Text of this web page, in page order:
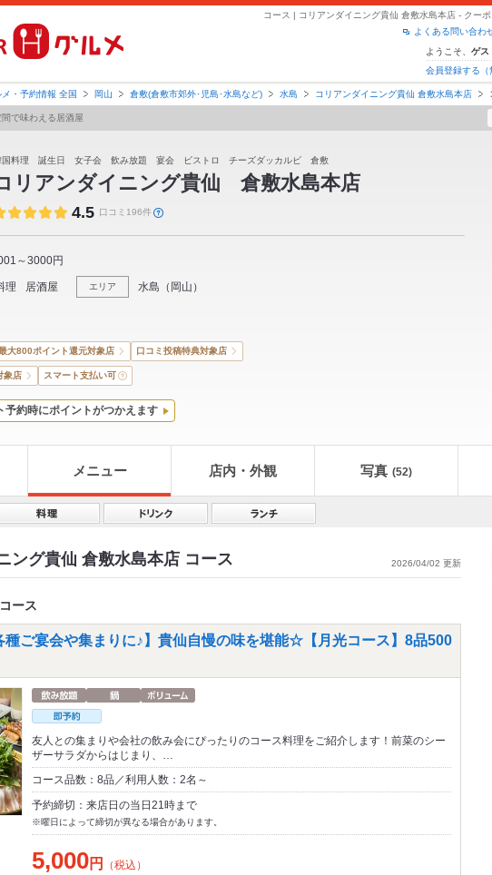
コース | コリアンダイニング貴仙 倉敷水島本店 - クー
よくある問い合わ
ようこそ、 ゲス
会員登録する（
メ・予約情報 全国 岡山 倉敷(倉敷市郊外･児島･水島など) 水島 コリアンダイニング貴仙 倉敷水島本店
で味わえる居酒屋
国料理 誕生日 女子会 飲み放題 宴会 ビストロ チーズダッカルビ 倉敷
リアンダイニング貴仙 倉敷水島本店
4.5 口コミ196件
～3000円
理 居酒屋 エリア 水島 （ 岡山 ）
大800ポイント還元対象店 口コミ投稿特典対象店
象店 スマート支払い可
予約時にポイントがつかえます
メニュー 店内・外観 写真 (52)
ング貴仙 倉敷水島本店 コース 2026/04/02 更新
ース
種ご宴会や集まりに♪】貴仙自慢の味を堪能☆【月光コース】8品500
友人との集まりや会社の飲み会にぴったりのコース料理をご紹介します！前菜のシー
ザーサラダからはじまり、…
コース品数：8品／利用人数：2名～
予約締切：来店日の当日21時まで
※曜日によって締切が異なる場合があります。
5,000円 （税込）